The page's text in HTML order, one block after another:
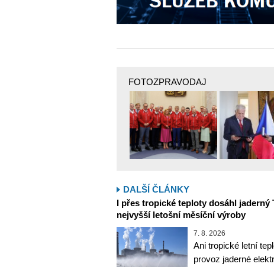
FOTOZPRAVODAJ
DALŠÍ ČLÁNKY
I přes tropické teploty dosáhl jaderný
nejvyšší letošní měsíční výroby
7. 8. 2026
Ani tropické letní
provoz jaderné